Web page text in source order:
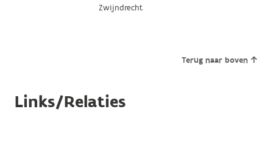
Zwijndrecht
Terug naar boven
Links/Relaties